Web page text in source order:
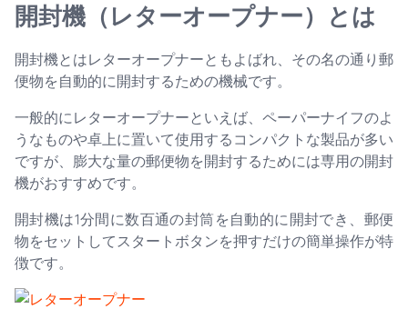
開封機（レターオープナー）とは
開封機とはレターオープナーともよばれ、その名の通り郵
便物を自動的に開封するための機械です。
一般的にレターオープナーといえば、ペーパーナイフのよ
うなものや卓上に置いて使用するコンパクトな製品が多い
ですが、膨大な量の郵便物を開封するためには専用の開封
機がおすすめです。
開封機は1分間に数百通の封筒を自動的に開封でき、郵便
物をセットしてスタートボタンを押すだけの簡単操作が特
徴です。